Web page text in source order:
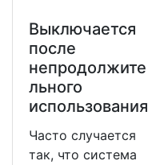
Выключается
после
непродолжите
льного
использования
Часто случается
так, что система